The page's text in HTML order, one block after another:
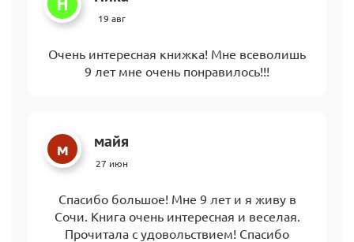
19 авг
Очень интересная книжка! Мне всеволишь
9 лет мне очень понравилось!!!
м майя
27 июн
Спасибо большое! Мне 9 лет и я живу в
Сочи. Книга очень интересная и веселая.
Прочитала с удовольствием! Спасибо